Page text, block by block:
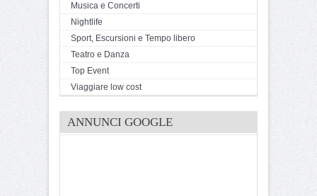
Musica e Concerti
Nightlife
Sport, Escursioni e Tempo libero
Teatro e Danza
Top Event
Viaggiare low cost
ANNUNCI GOOGLE